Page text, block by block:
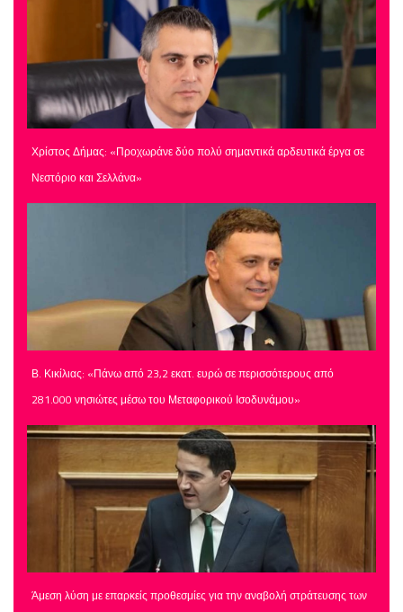
Χρίστος Δήμας: «Προχωράνε δύο πολύ σημαντικά αρδευτικά έργα σε
Νεστόριο και Σελλάνα»
Β. Κικίλιας: «Πάνω από 23,2 εκατ. ευρώ σε περισσότερους από
281.000 νησιώτες μέσω του Μεταφορικού Ισοδυνάμου»
Άμεση λύση με επαρκείς προθεσμίες για την αναβολή στράτευσης των